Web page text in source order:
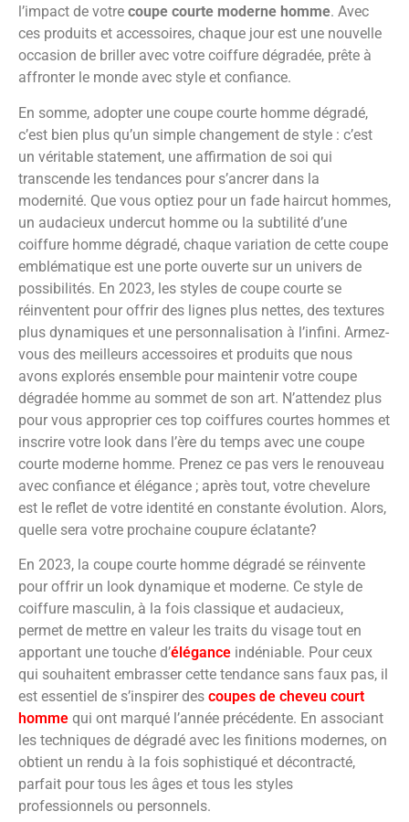
l’impact de votre coupe courte moderne homme. Avec
ces produits et accessoires, chaque jour est une nouvelle
occasion de briller avec votre coiffure dégradée, prête à
affronter le monde avec style et confiance.
En somme, adopter une coupe courte homme dégradé,
c’est bien plus qu’un simple changement de style : c’est
un véritable statement, une affirmation de soi qui
transcende les tendances pour s’ancrer dans la
modernité. Que vous optiez pour un fade haircut hommes,
un audacieux undercut homme ou la subtilité d’une
coiffure homme dégradé, chaque variation de cette coupe
emblématique est une porte ouverte sur un univers de
possibilités. En 2023, les styles de coupe courte se
réinventent pour offrir des lignes plus nettes, des textures
plus dynamiques et une personnalisation à l’infini. Armez-
vous des meilleurs accessoires et produits que nous
avons explorés ensemble pour maintenir votre coupe
dégradée homme au sommet de son art. N’attendez plus
pour vous approprier ces top coiffures courtes hommes et
inscrire votre look dans l’ère du temps avec une coupe
courte moderne homme. Prenez ce pas vers le renouveau
avec confiance et élégance ; après tout, votre chevelure
est le reflet de votre identité en constante évolution. Alors,
quelle sera votre prochaine coupure éclatante?
En 2023, la coupe courte homme dégradé se réinvente
pour offrir un look dynamique et moderne. Ce style de
coiffure masculin, à la fois classique et audacieux,
permet de mettre en valeur les traits du visage tout en
apportant une touche d’élégance indéniable. Pour ceux
qui souhaitent embrasser cette tendance sans faux pas, il
est essentiel de s’inspirer des coupes de cheveu court
homme qui ont marqué l’année précédente. En associant
les techniques de dégradé avec les finitions modernes, on
obtient un rendu à la fois sophistiqué et décontracté,
parfait pour tous les âges et tous les styles
professionnels ou personnels.